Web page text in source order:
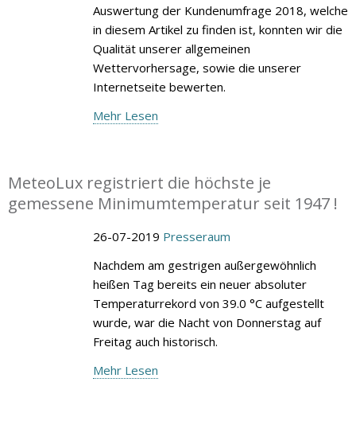
Auswertung der Kundenumfrage 2018, welche
in diesem Artikel zu finden ist, konnten wir die
Qualität unserer allgemeinen
Wettervorhersage, sowie die unserer
Internetseite bewerten.
Mehr Lesen
MeteoLux registriert die höchste je
gemessene Minimumtemperatur seit 1947 !
26-07-2019 Presseraum
Nachdem am gestrigen außergewöhnlich
heißen Tag bereits ein neuer absoluter
Temperaturrekord von 39.0 °C aufgestellt
wurde, war die Nacht von Donnerstag auf
Freitag auch historisch.
Mehr Lesen